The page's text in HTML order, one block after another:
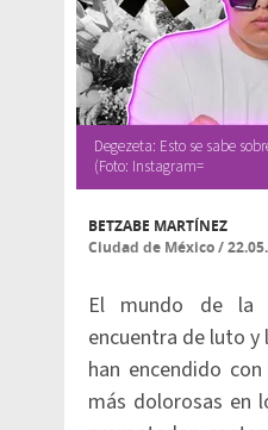
Degezeta: Esto se sabe
(Foto: Instagram=
BETZABE MARTÍNEZ
Ciudad de México/
El mundo de la
encuentra de luto y
han encendido
más dolorosas en